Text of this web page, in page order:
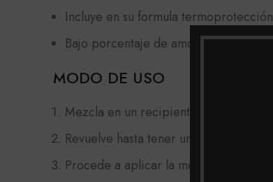
Incluye en su formula
Bajo porcentaje de amoniaco.
MODO DE USO
Mezcla en un recipiente no metálico,
Revuelve hasta tener una mezcla
Procede a aplicar la mezcla con una